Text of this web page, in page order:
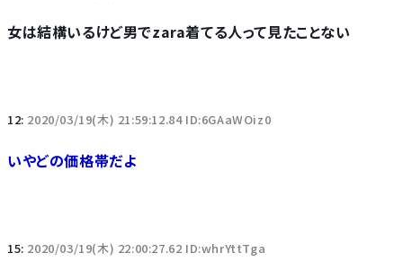
女は結構いるけど男でzara着てる人って見たことない
12: 2020/03/19(木) 21:59:12.84 ID:6GAaWOiz0
いやどの価格帯だよ
15: 2020/03/19(木) 22:00:27.62 ID:whrYttTga